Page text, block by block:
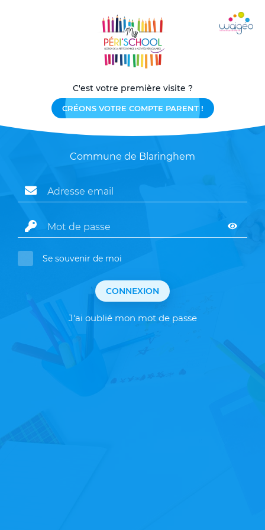
C'est votre première visite ?
CRÉONS VOTRE COMPTE PARENT !
Commune de Blaringhem
Se souvenir de moi
CONNEXION
J'ai oublié mon mot de passe